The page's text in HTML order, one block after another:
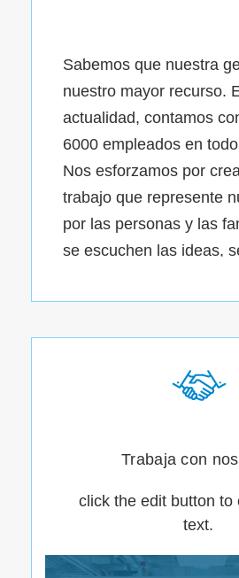
Sabemos que nuestra
nuestro mayor recurso.
actualidad, contamos
6000 empleados en
Nos esforzamos por
trabajo que represente
por las personas y las
se escuchen las ideas,
apoyamos unos a otros
Trabaja con
click the edit button to
text.